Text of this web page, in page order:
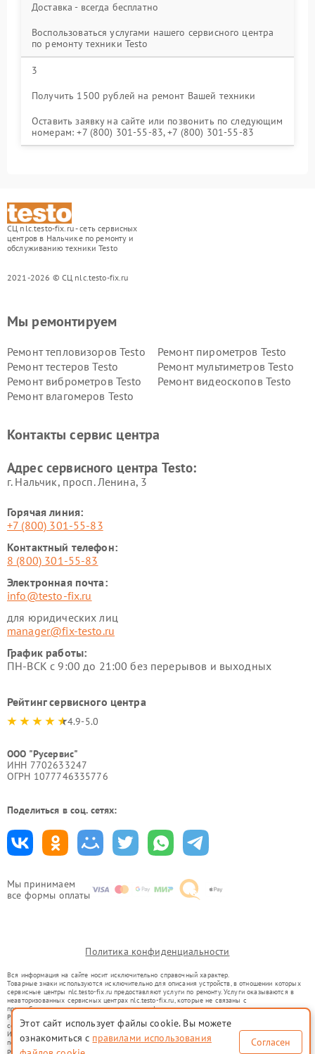
Доставка - всегда бесплатно
Воспользоваться услугами нашего сервисного центра
по ремонту техники Testo
3
Получить 1500 рублей на ремонт Вашей техники
Оставить заявку на сайте или позвонить по следующим
номерам: +7 (800) 301-55-83, +7 (800) 301-55-83
СЦ nlc.testo-fix.ru - сеть сервисных
центров в Нальчике по ремонту и
обслуживанию техники Testo
2021-2026 © СЦ nlc.testo-fix.ru
Мы принимаем
все формы оплаты
Мы ремонтируем
Ремонт тепловизоров Testo
Ремонт пирометров Testo
Ремонт тестеров Testo
Ремонт мультиметров Testo
Ремонт виброметров Testo
Ремонт видеоскопов Testo
Ремонт влагомеров Testo
Контакты сервис центра
Адрес сервисного центра Testo:
г. Нальчик, просп. Ленина, 3
Горячая линия:
+7 (800) 301-55-83
Контактный телефон:
8 (800) 301-55-83
Электронная почта:
info@testo-fix.ru
для юридических лиц
manager@fix-testo.ru
График работы:
ПН-ВСК с 9:00 до 21:00 без перерывов и выходных
Рейтинг сервисного центра
4.9-5.0
ООО "Русервис"
ИНН 7702633247
ОГРН 1077746335776
Поделиться в соц. сетях:
Политика конфиденциальности
Вся информация на сайте носит исключительно справочный характер.
Товарные знаки используются исключительно для описания устройств, в отношении которых
сервисные центры nlc.testo-fix.ru предоставляют услуги по ремонту. Услуги оказываются в
неавторизованных сервисных центрах nlc.testo-fix.ru, которые не связаны с
правообладателями товарных знаков или их официальными представителями.
Ремонт осуществляется для устройств, уже введенных в гражданский оборот в соответствии
со статьей 1487 ГК РФ.
Использование товарных знаков не преследует цели индивидуализации услуг или введения
потребителей в заблуждение, а служит для информирования о предоставляемых услугах по
ремонту техники указанных брендов.
Этот сайт использует файлы cookie. Вы можете
ознакомиться с правилами использования
Согласен